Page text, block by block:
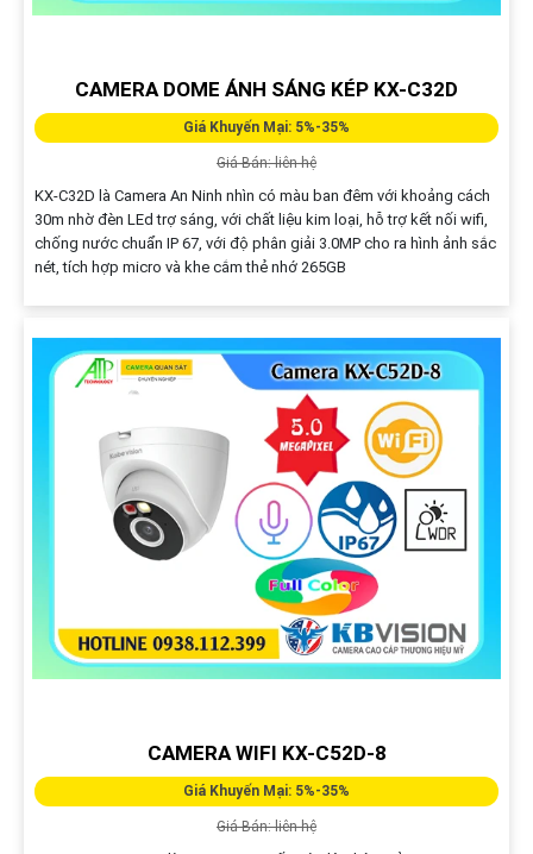
CAMERA DOME ÁNH SÁNG KÉP KX-C32D
Giá Khuyến Mại: 5%-35%
Giá Bán: liên hệ
KX-C32D là Camera An Ninh nhìn có màu ban đêm với khoảng cách
30m nhờ đèn LEd trợ sáng, với chất liệu kim loại, hỗ trợ kết nối wifi,
chống nước chuẩn IP 67, với độ phân giải 3.0MP cho ra hình ảnh sắc
nét, tích hợp micro và khe cắm thẻ nhớ 265GB
CAMERA WIFI KX-C52D-8
Giá Khuyến Mại: 5%-35%
Giá Bán: liên hệ